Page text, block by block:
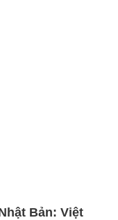
Bản: Việt